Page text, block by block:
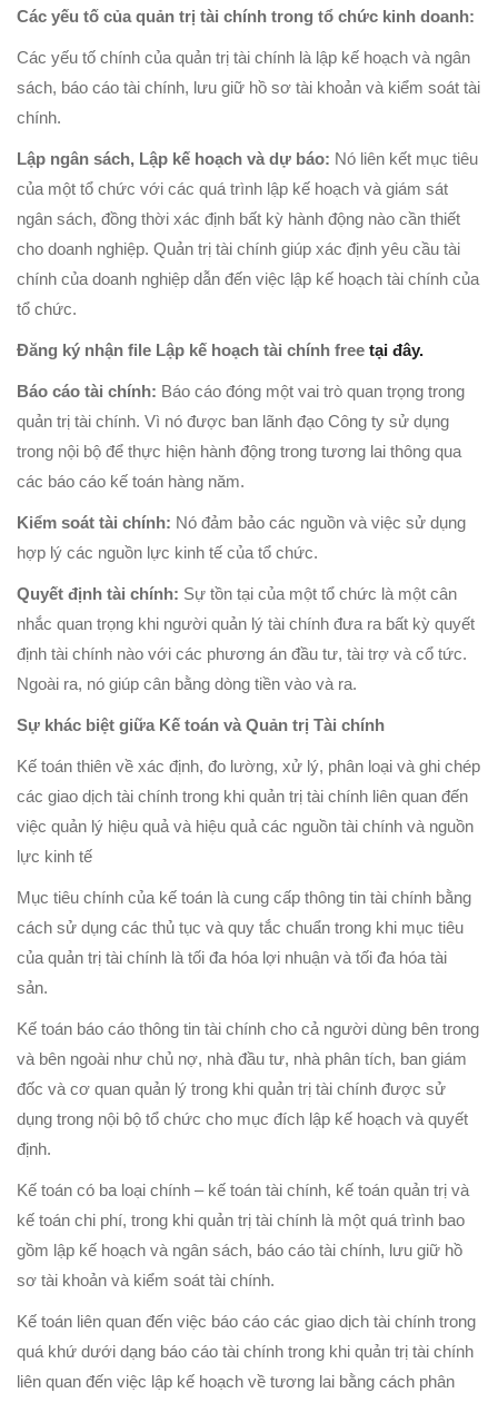
Các yếu tố của quản trị tài chính trong tổ chức kinh doanh:
Các yếu tố chính của quản trị tài chính là lập kế hoạch và ngân
sách, báo cáo tài chính, lưu giữ hồ sơ tài khoản và kiểm soát tài
chính.
Lập ngân sách, Lập kế hoạch và dự báo: Nó liên kết mục tiêu
của một tổ chức với các quá trình lập kế hoạch và giám sát
ngân sách, đồng thời xác định bất kỳ hành động nào cần thiết
cho doanh nghiệp. Quản trị tài chính giúp xác định yêu cầu tài
chính của doanh nghiệp dẫn đến việc lập kế hoạch tài chính của
tổ chức.
Đăng ký nhận file Lập kế hoạch tài chính free tại đây.
Báo cáo tài chính: Báo cáo đóng một vai trò quan trọng trong
quản trị tài chính. Vì nó được ban lãnh đạo Công ty sử dụng
trong nội bộ để thực hiện hành động trong tương lai thông qua
các báo cáo kế toán hàng năm.
Kiểm soát tài chính: Nó đảm bảo các nguồn và việc sử dụng
hợp lý các nguồn lực kinh tế của tổ chức.
Quyết định tài chính: Sự tồn tại của một tổ chức là một cân
nhắc quan trọng khi người quản lý tài chính đưa ra bất kỳ quyết
định tài chính nào với các phương án đầu tư, tài trợ và cổ tức.
Ngoài ra, nó giúp cân bằng dòng tiền vào và ra.
Sự khác biệt giữa Kế toán và Quản trị Tài chính
Kế toán thiên về xác định, đo lường, xử lý, phân loại và ghi chép
các giao dịch tài chính trong khi quản trị tài chính liên quan đến
việc quản lý hiệu quả và hiệu quả các nguồn tài chính và nguồn
lực kinh tế
Mục tiêu chính của kế toán là cung cấp thông tin tài chính bằng
cách sử dụng các thủ tục và quy tắc chuẩn trong khi mục tiêu
của quản trị tài chính là tối đa hóa lợi nhuận và tối đa hóa tài
sản.
Kế toán báo cáo thông tin tài chính cho cả người dùng bên trong
và bên ngoài như chủ nợ, nhà đầu tư, nhà phân tích, ban giám
đốc và cơ quan quản lý trong khi quản trị tài chính được sử
dụng trong nội bộ tổ chức cho mục đích lập kế hoạch và quyết
định.
Kế toán có ba loại chính – kế toán tài chính, kế toán quản trị và
kế toán chi phí, trong khi quản trị tài chính là một quá trình bao
gồm lập kế hoạch và ngân sách, báo cáo tài chính, lưu giữ hồ
sơ tài khoản và kiểm soát tài chính.
Kế toán liên quan đến việc báo cáo các giao dịch tài chính trong
quá khứ dưới dạng báo cáo tài chính trong khi quản trị tài chính
liên quan đến việc lập kế hoạch về tương lai bằng cách phân